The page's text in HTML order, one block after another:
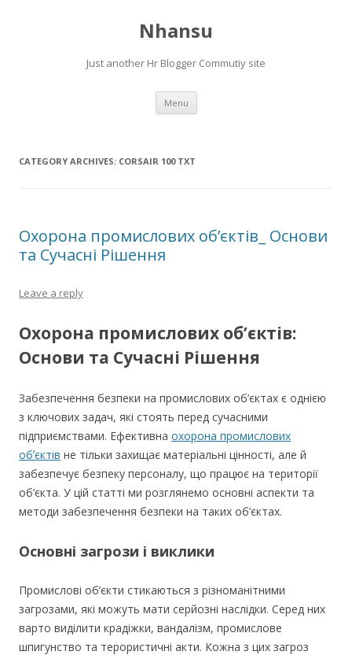
Nhansu
Just another Hr Blogger Commutiy site
Menu Skip to content
CATEGORY ARCHIVES: CORSAIR 100 TXT
Охорона промислових обʼєктів_ Основи
та Сучасні Рішення
Leave a reply
Охорона промислових обʼєктів:
Основи та Сучасні Рішення
Забезпечення безпеки на промислових об’єктах є однією
з ключових задач, які стоять перед сучасними
підприємствами. Ефективна охорона промислових
обʼєктів не тільки захищає матеріальні цінності, але й
забезпечує безпеку персоналу, що працює на території
об’єкта. У цій статті ми розглянемо основні аспекти та
методи забезпечення безпеки на таких об’єктах.
Основні загрози і виклики
Промислові об’єкти стикаються з різноманітними
загрозами, які можуть мати серйозні наслідки. Серед них
варто виділити крадіжки, вандалізм, промислове
шпигунство та терористичні акти. Кожна з цих загроз